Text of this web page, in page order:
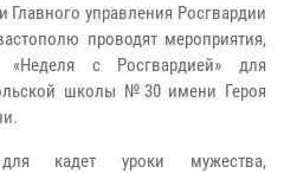
управления Росгвардии
проводят мероприятия,
с Росгвардией» для
школы №30 имени Героя
кадет уроки мужества,